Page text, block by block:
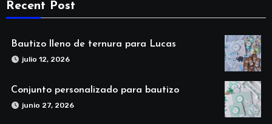
Recent Post
Bautizo lleno de ternura para Lucas
julio 12, 2026
Conjunto personalizado para bautizo
junio 27, 2026